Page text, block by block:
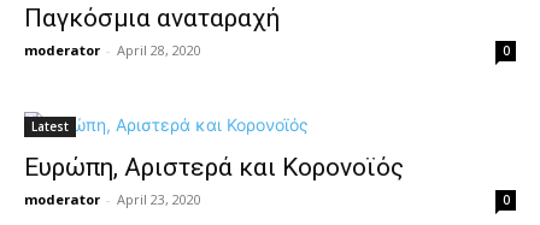
Παγκόσμια αναταραχή
moderator - April 28, 2020 0
Latest
Ευρώπη, Αριστερά και Κορονοϊός
moderator - April 23, 2020 0